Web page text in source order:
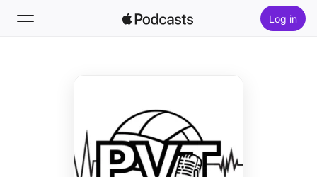
Log in
Hitlijsten